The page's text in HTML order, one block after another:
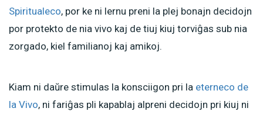
Spiritualeco, por ke ni lernu preni la plej bonajn decidojn
por protekto de nia vivo kaj de tiuj kiuj torviĝas sub nia
zorgado, kiel familianoj kaj amikoj.
Kiam ni daŭre stimulas la konsciigon pri la eterneco de
la Vivo, ni fariĝas pli kapablaj alpreni decidojn pri kiuj ni